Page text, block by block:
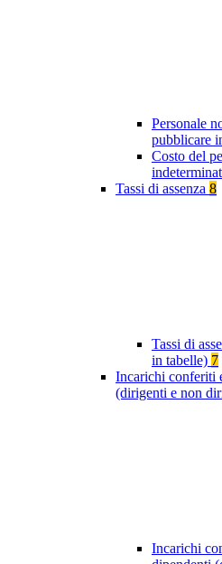
Personale
pubblicare
Costo del
Tassi di assenza 8
Tassi di
in tabelle) 7
Incarichi conferiti
(dirigenti e non
Incarichi